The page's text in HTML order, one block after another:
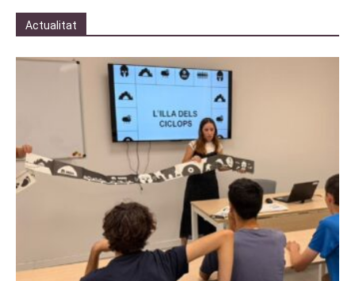
Actualitat